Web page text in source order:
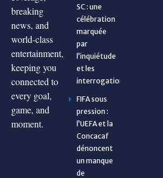
breaking
news, and
world-class
entertainment,
keeping you
connected to
every goal,
game, and
moment.
SC : une
célébration
marquée
par
l’inquiétude
et les
interrogations
FIFA sous
pression :
l’UEFA et la
Concacaf
dénoncent
un manque
de